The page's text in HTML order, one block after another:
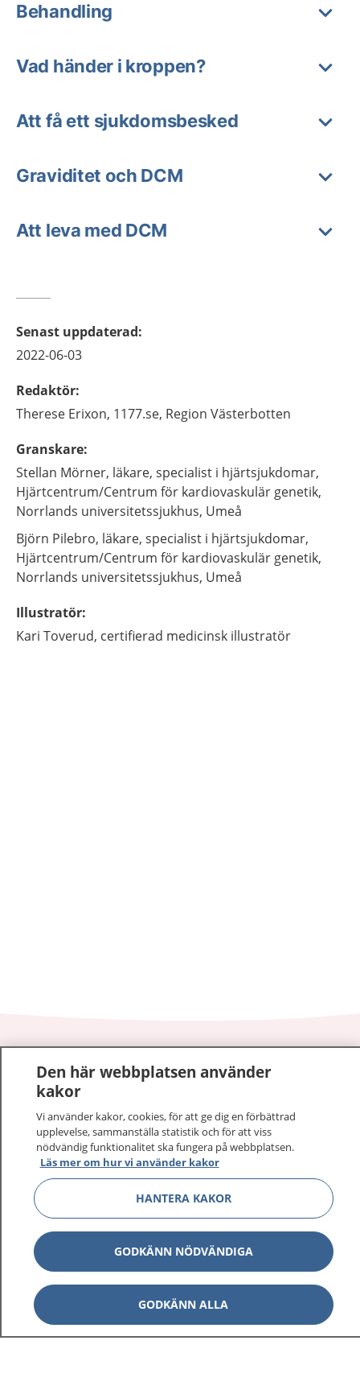
Behandling
Vad händer i kroppen?
Att få ett sjukdomsbesked
Graviditet och DCM
Att leva med DCM
Senast uppdaterad:
2022-06-03
Redaktör:
Therese Erixon, 1177.se, Region Västerbotten
Granskare:
Stellan Mörner, läkare, specialist i hjärtsjukdomar,
Hjärtcentrum/Centrum för kardiovaskulär genetik,
Norrlands universitetssjukhus, Umeå
Björn Pilebro, läkare, specialist i hjärtsjukdomar,
Hjärtcentrum/Centrum för kardiovaskulär genetik,
Norrlands universitetssjukhus, Umeå
Illustratör:
Kari Toverud, certifierad medicinsk illustratör
1177–tryggt om din hälsa och vård
På 1177.se får du råd om hälsa och information om
sjukdomar och vilka mottagningar du kan kontakta.
Logga in för att läsa din journal och göra dina
vårdärenden. Ring telefonnummer 1177 för
sjukvårdsrådgivning dygnet runt.
1177 ger dig råd när du vill må bättre.
1177 på flera språk Visa
Om 1177 Visa
Den här webbplatsen använder
kakor
Vi använder kakor, cookies, för att ge dig en förbättrad
upplevelse, sammanställa statistik och för att viss
nödvändig funktionalitet ska fungera på webbplatsen.
Läs mer om hur vi använder kakor
HANTERA KAKOR
GODKÄNN NÖDVÄNDIGA
GODKÄNN ALLA